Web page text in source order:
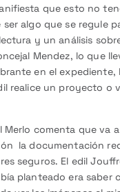
que esto no
algo que se regule
y un análisis
Mendez, lo que
en el expediente,
realice un proyecto o
Merlo comenta que va
la documentación
seguros. El edil
planteado era saber